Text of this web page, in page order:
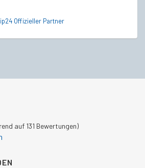
Offizieller Partner
auf 131 Bewertungen)